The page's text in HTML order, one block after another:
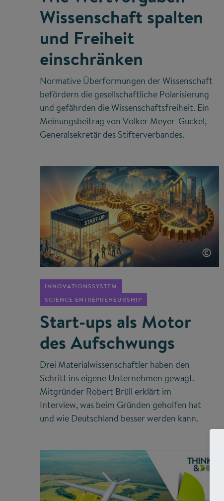
Wissenschaft spalten
und Freiheit
einschränken
Normative Überformungen der Wissenschaft
befördern die gesellschaftliche Polarisierung
und gefährden die Wissenschaftsfreiheit. Ein
Meinungsbeitrag von Volker Meyer-Guckel,
Generalsekretär des Stifterverbandes.
©
INNOVATIONSSYSTEM
SCIENCE ENTREPRENEURSHIP
Start-ups als Motor
des Aufschwungs
Drei Materialwissenschaftler haben den
Schritt ins eigene Unternehmen gewagt.
Mitgründer Robert Brüll erklärt im
Interview, was beim Gründen geholfen hat
und wie Deutschland besser werden kann.